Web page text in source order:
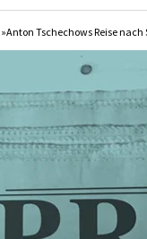
Tschechows Reise